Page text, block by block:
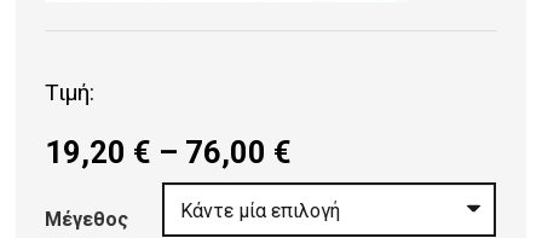
Τιμή:
19,20 € – 76,00 €
range:
19,20 €
Μέγεθος